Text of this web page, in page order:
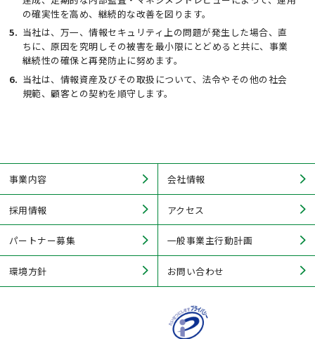
の確実性を高め、継続的な改善を図ります。
当社は、万一、情報セキュリティ上の問題が発生した場合、直
ちに、原因を究明しその被害を最小限にとどめると共に、事業
継続性の確保と再発防止に努めます。
当社は、情報資産及びその取扱について、法令やその他の社会
規範、顧客との契約を順守します。
事業内容 会社情報
採用情報 アクセス
パートナー募集 一般事業主行動計画
環境方針 お問い合わせ